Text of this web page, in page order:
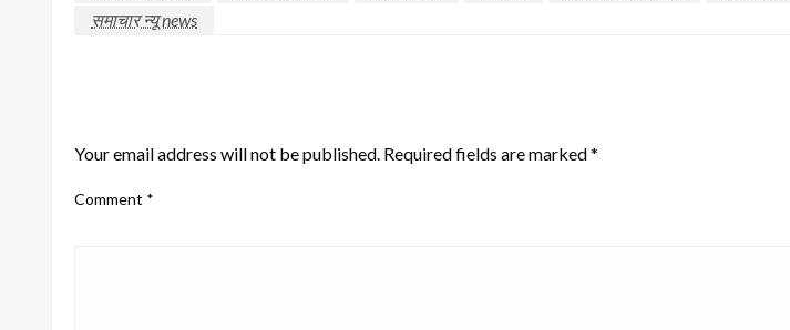
समाचार न्यू news
Your email address will not be published. Required fields are marked*
Comment *